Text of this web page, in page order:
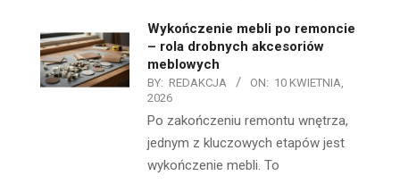
Wykończenie mebli po remoncie
– rola drobnych akcesoriów
meblowych
BY: REDAKCJA ON: 10 KWIETNIA,
2026
Po zakończeniu remontu wnętrza,
jednym z kluczowych etapów jest
wykończenie mebli. To